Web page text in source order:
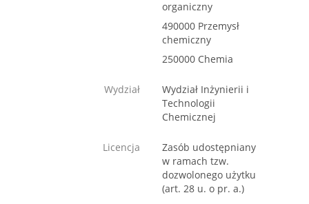
organiczny
490000 Przemysł
chemiczny
250000 Chemia
Wydział
Wydział Inżynierii i
Technologii
Chemicznej
Licencja
Zasób udostępniany
w ramach tzw.
dozwolonego użytku
(art. 28 u. o pr. a.)